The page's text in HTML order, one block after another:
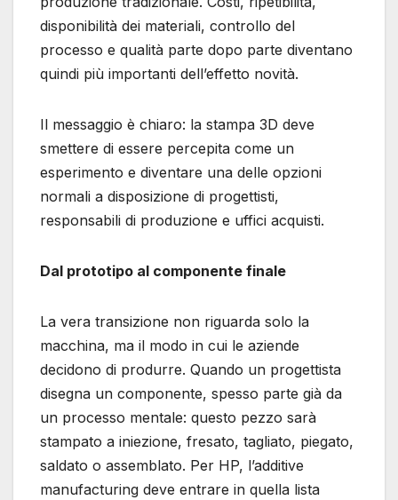
disponibilità dei materiali, controllo del
processo e qualità parte dopo parte diventano
quindi più importanti dell’effetto novità.
Il messaggio è chiaro: la stampa 3D deve
smettere di essere percepita come un
esperimento e diventare una delle opzioni
normali a disposizione di progettisti,
responsabili di produzione e uffici acquisti.
Dal prototipo al componente finale
La vera transizione non riguarda solo la
macchina, ma il modo in cui le aziende
decidono di produrre. Quando un progettista
disegna un componente, spesso parte già da
un processo mentale: questo pezzo sarà
stampato a iniezione, fresato, tagliato, piegato,
saldato o assemblato. Per HP, l’additive
manufacturing deve entrare in quella lista